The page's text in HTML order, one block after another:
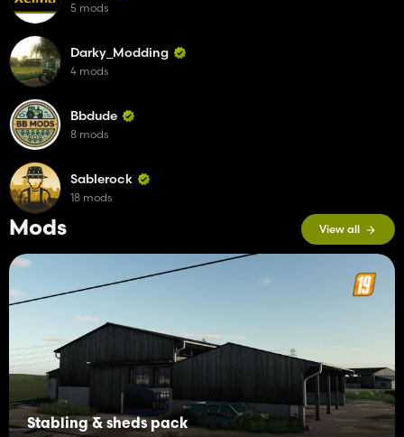
Mods View all
Stabling & sheds pack
5 mods
Darky_Modding
4 mods
Bbdude
8 mods
Sablerock
18 mods